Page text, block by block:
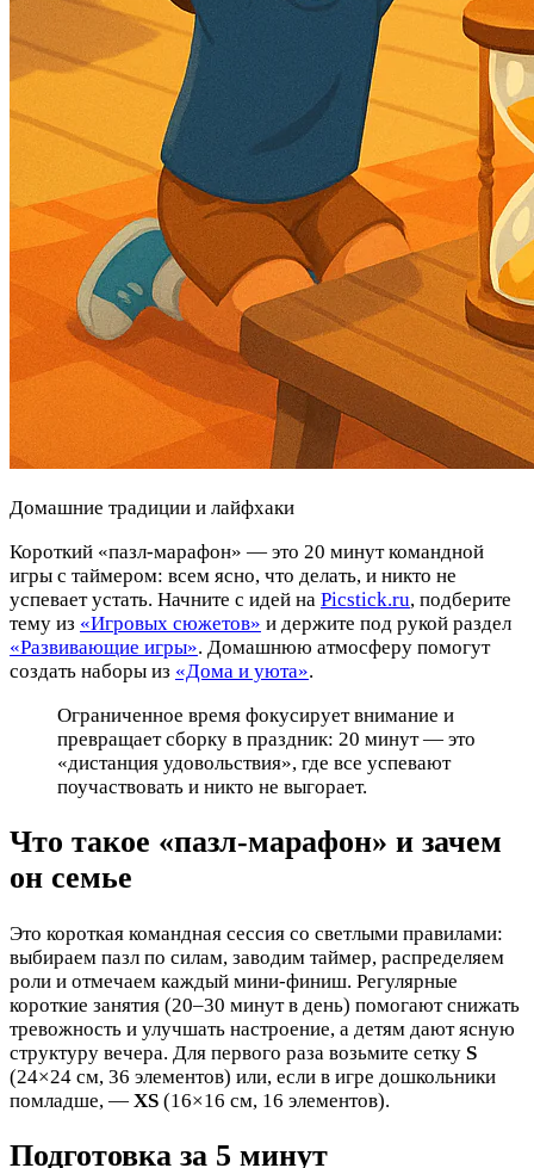
Домашние традиции и лайфхаки
Короткий «пазл-марафон» — это 20 минут командной
игры с таймером: всем ясно, что делать, и никто не
успевает устать. Начните с идей на Picstick.ru, подберите
тему из «Игровых сюжетов» и держите под рукой раздел
«Развивающие игры». Домашнюю атмосферу помогут
создать наборы из «Дома и уюта».
Ограниченное время фокусирует внимание и
превращает сборку в праздник: 20 минут — это
«дистанция удовольствия», где все успевают
поучаствовать и никто не выгорает.
Что такое «пазл-марафон» и зачем
он семье
Это короткая командная сессия со светлыми правилами:
выбираем пазл по силам, заводим таймер, распределяем
роли и отмечаем каждый мини-финиш. Регулярные
короткие занятия (20–30 минут в день) помогают снижать
тревожность и улучшать настроение, а детям дают ясную
структуру вечера. Для первого раза возьмите сетку S
(24×24 см, 36 элементов) или, если в игре дошкольники
помладше, — XS (16×16 см, 16 элементов).
Подготовка за 5 минут